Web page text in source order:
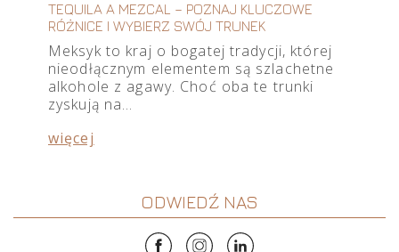
TEQUILA A MEZCAL – POZNAJ KLUCZOWE
RÓŻNICE I WYBIERZ SWÓJ TRUNEK
Meksyk to kraj o bogatej tradycji, której
nieodłącznym elementem są szlachetne
alkohole z agawy. Choć oba te trunki
zyskują na…
więcej
ODWIEDŹ NAS